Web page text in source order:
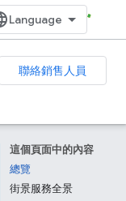
聯絡銷售人員
這個頁面中的內容
總覽
街景服務全景